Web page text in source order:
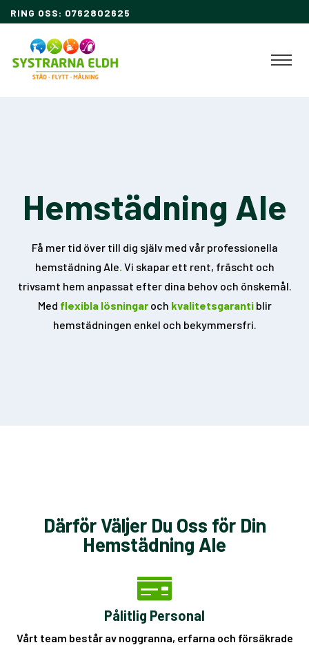
RING OSS: 0762802625
Hemstädning Ale
Få mer tid över till dig själv med vår professionella
hemstädning Ale Vi skapar ett rent, fräscht och
trivsamt hem anpassat efter dina behov och önskemål.
Med flexibla lösningaroch kvalitetsgarantiblir
hemstädningen enkel och bekymmersfri.
Därför Väljer Du Oss för Din
Hemstädning Ale
Pålitlig Personal
Vårt team består av noggranna, erfarna och försäkrade